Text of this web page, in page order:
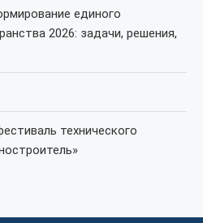
единого
2026: задачи, решения,
технического